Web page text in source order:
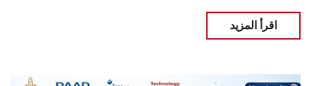
اقرأ المزيد